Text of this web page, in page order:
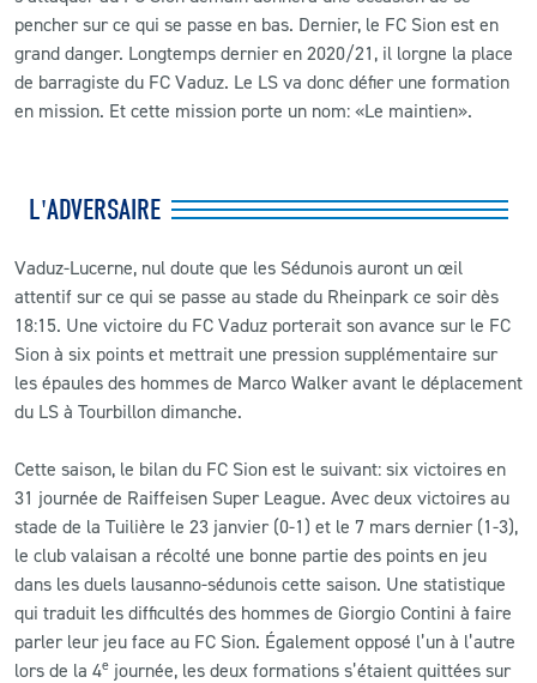
pencher sur ce qui se passe en bas. Dernier, le FC Sion est en
grand danger. Longtemps dernier en 2020/21, il lorgne la place
de barragiste du FC Vaduz. Le LS va donc défier une formation
en mission. Et cette mission porte un nom: «Le maintien».
L'ADVERSAIRE
Vaduz-Lucerne, nul doute que les Sédunois auront un œil
attentif sur ce qui se passe au stade du Rheinpark ce soir dès
18:15. Une victoire du FC Vaduz porterait son avance sur le FC
Sion à six points et mettrait une pression supplémentaire sur
les épaules des hommes de Marco Walker avant le déplacement
du LS à Tourbillon dimanche.
Cette saison, le bilan du FC Sion est le suivant: six victoires en
31 journée de Raiffeisen Super League. Avec deux victoires au
stade de la Tuilière le 23 janvier (0-1) et le 7 mars dernier (1-3),
le club valaisan a récolté une bonne partie des points en jeu
dans les duels lausanno-sédunois cette saison. Une statistique
qui traduit les difficultés des hommes de Giorgio Contini à faire
parler leur jeu face au FC Sion. Également opposé l’un à l’autre
lors de la 4e journée, les deux formations s’étaient quittées sur